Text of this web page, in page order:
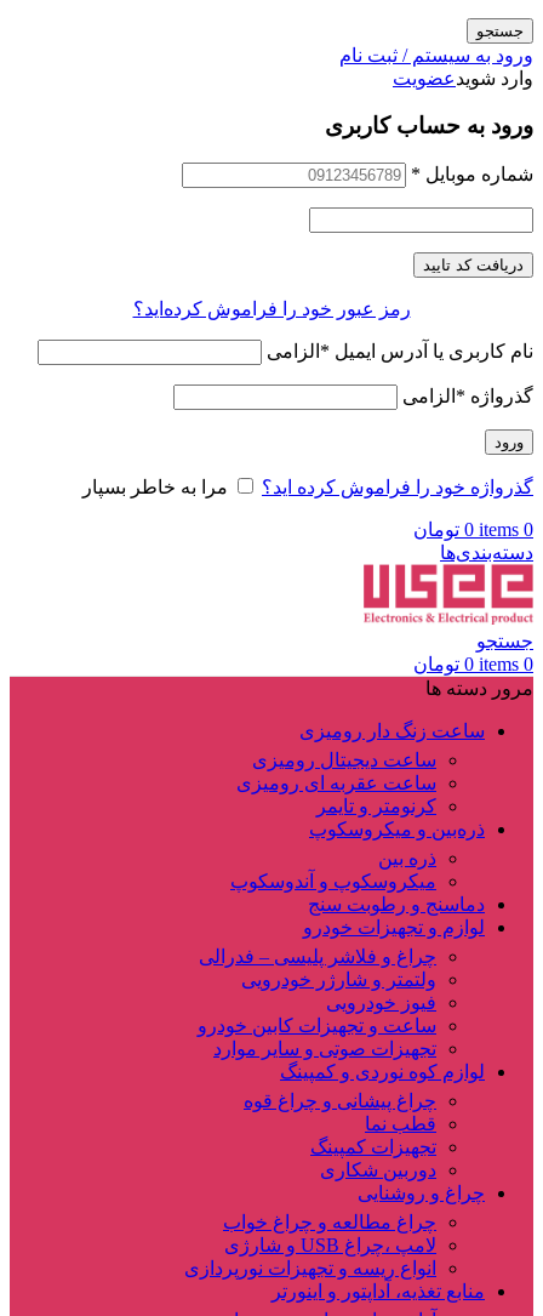
جستجو
ورود به سیستم / ثبت نام
وارد شویدعضویت
ورود به حساب کاربری
شماره موبایل *
دریافت کد تایید
رمز عبور خود را فراموش کرده‌اید؟
نام کاربری یا آدرس ایمیل * الزامی
گذرواژه * الزامی
ورود
گذرواژه خود را فراموش کرده اید؟ مرا به خاطر بسپار
0
items
0 تومان
دسته‌بندی‌ها
جستجو
0
items
0 تومان
مرور دسته ها
ساعت زنگ دار رومیزی
ساعت دیجیتال رومیزی
ساعت عقربه ای رومیزی
کرنومتر و تایمر
ذره‌بین و میکروسکوپ
ذره بین
میکروسکوپ و آندوسکوپ
دماسنج و رطوبت سنج
لوازم و تجهیزات خودرو
چراغ و فلاشر پلیسی – فدرالی
ولتمتر و شارژر خودرویی
فیوز خودرویی
ساعت و تجهیزات کابین خودرو
تجهیزات صوتی و سایر موارد
لوازم کوه نوردی و کمپینگ
چراغ پیشانی و چراغ قوه
قطب نما
تجهیزات کمپینگ
دوربین شکاری
چراغ و روشنایی
چراغ مطالعه و چراغ خواب
لامپ ،چراغ USB و شارژی
انواع ریسه و تجهیزات نورپردازی
منابع تغذیه، آداپتور و اینورتر